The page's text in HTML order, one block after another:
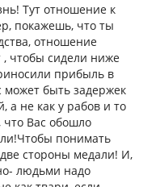
Тут отношение к
покажешь, что ты
отношение
чтобы сидели ниже
прибыль в
быть задержек
а не как у рабов и то
что Вас обошло
понимать
стороны медали! И,
людьми надо